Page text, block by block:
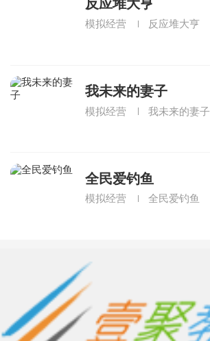
模拟经营 反应堆大亨
我未来的妻子
模拟经营 我未来的妻子
全民爱钓鱼
模拟经营 全民爱钓鱼